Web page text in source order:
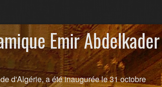
Emir Abdelkader
d'Algérie, a été inaugurée le 31 octobre